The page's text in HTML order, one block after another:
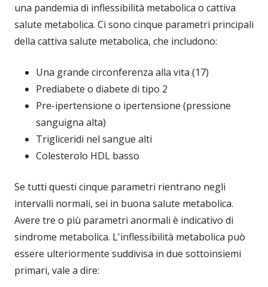
una pandemia di inflessibilità metabolica o cattiva
salute metabolica. Ci sono cinque parametri principali
della cattiva salute metabolica, che includono:
Una grande circonferenza alla vita (17)
Prediabete o diabete di tipo 2
Pre-ipertensione o ipertensione (pressione
sanguigna alta)
Trigliceridi nel sangue alti
Colesterolo HDL basso
Se tutti questi cinque parametri rientrano negli
intervalli normali, sei in buona salute metabolica.
Avere tre o più parametri anormali è indicativo di
sindrome metabolica. L'inflessibilità metabolica può
essere ulteriormente suddivisa in due sottoinsiemi
primari, vale a dire: